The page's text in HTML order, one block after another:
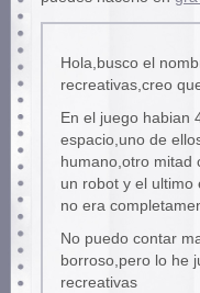
Hola,busco el
recreativas,creo
En el juego habian
espacio,uno de
humano,otro mitad
un robot y el
no era
No puedo contar
borroso,pero lo he
recreativas